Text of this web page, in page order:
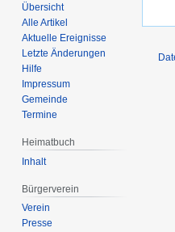
Übersicht
Alle Artikel
Aktuelle Ereignisse
Letzte Änderungen
Hilfe
Impressum
Gemeinde
Termine
Heimatbuch
Inhalt
Bürgerverein
Verein
Presse